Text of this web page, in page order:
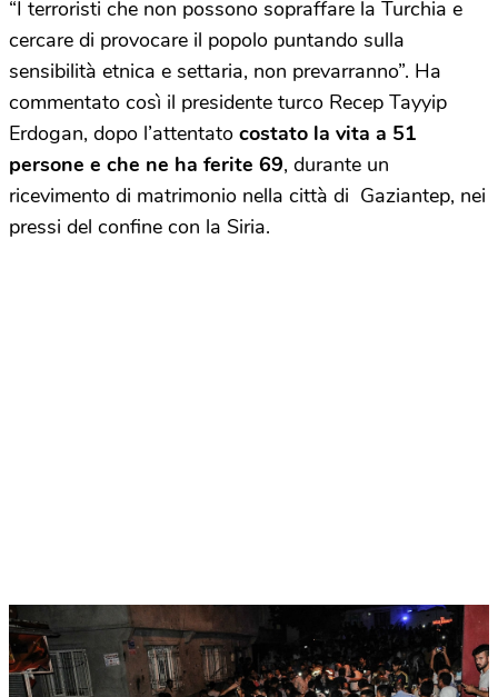
“I terroristi che non possono sopraffare la Turchia e
cercare di provocare il popolo puntando sulla
sensibilità etnica e settaria, non prevarranno”. Ha
commentato così il presidente turco Recep Tayyip
Erdogan, dopo l’attentato costato la vita a 51
persone e che ne ha ferite 69, durante un
ricevimento di matrimonio nella città di Gaziantep, nei
pressi del confine con la Siria.